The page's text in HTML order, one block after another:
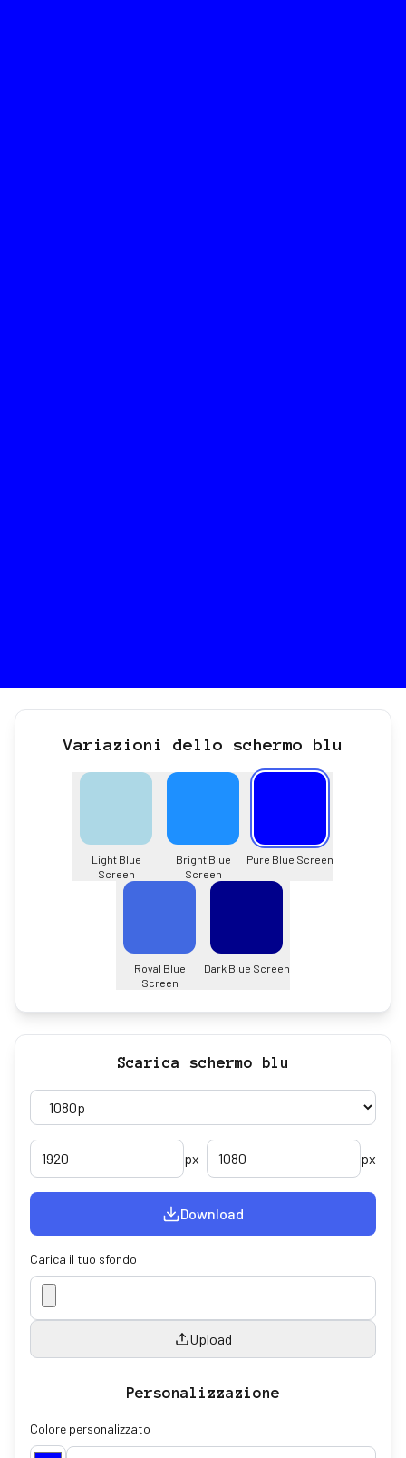
Variazioni dello schermo blu
Light Blue
Screen
Bright Blue
Screen
Pure Blue Screen
Royal Blue
Screen
Dark Blue Screen
Scarica schermo blu
px px
Download
Carica il tuo sfondo
Upload
Personalizzazione
Colore personalizzato